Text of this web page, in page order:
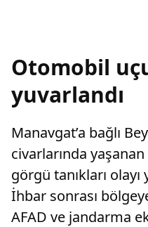
Otomobil
yuvarlandı
Manavgat’a bağlı
civarlarında yaşanan
görgü tanıkları
İhbar sonrası
AFAD ve jandarma